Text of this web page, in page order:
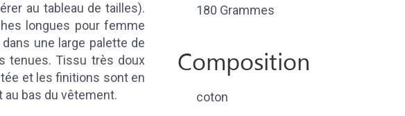
au tableau de tailles).
longues pour femme
une large palette de
tenues. Tissu très doux
et les finitions sont en
au bas du vêtement.
180 Grammes
Composition
coton